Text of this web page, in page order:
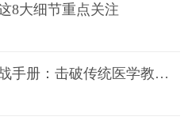
8大细节重点关注
医疗教育仿真动画定制实战手册：击破传统医学教育7大痛点